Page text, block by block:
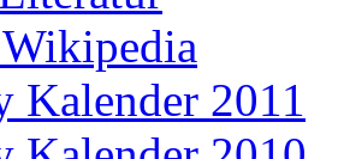
Kalender 2011